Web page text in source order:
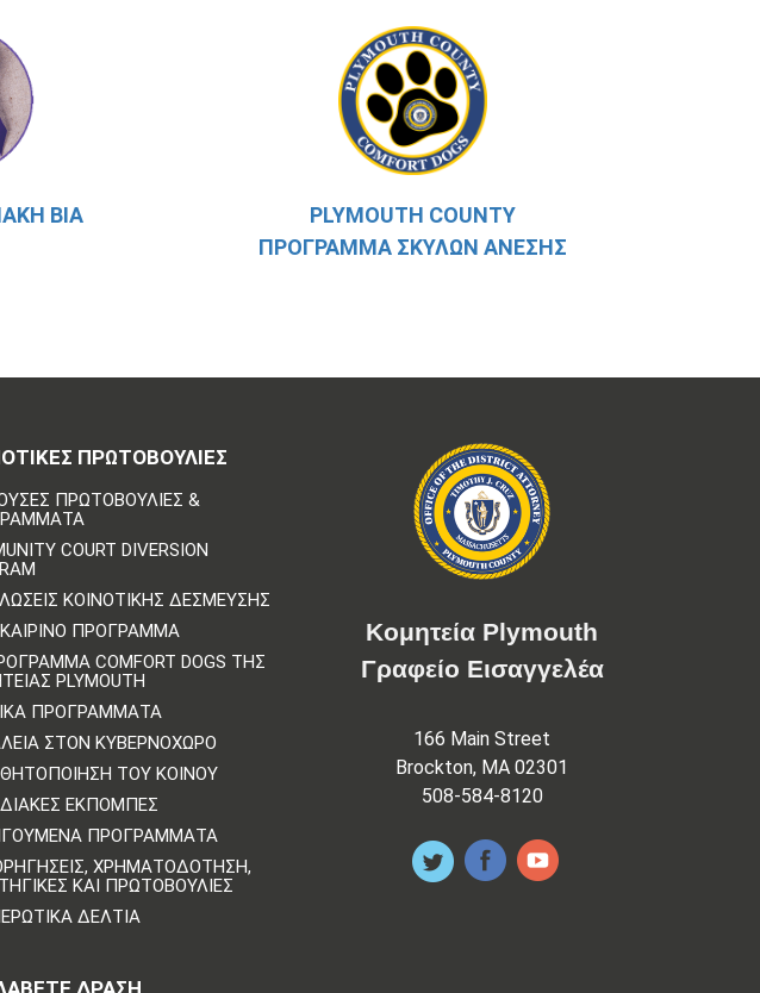
ΒΊΑ
PLYMOUTH COUNTY
ΠΡΌΓΡΑΜΜΑ ΣΚΎΛΩΝ ΆΝΕΣΗΣ
ΠΡΩΤΟΒΟΥΛΊΕΣ
ΠΡΩΤΟΒΟΥΛΊΕΣ &
COURT DIVERSION
ΚΟΙΝΟΤΙΚΉΣ ΔΈΣΜΕΥΣΗΣ
ΠΡΌΓΡΑΜΜΑ
COMFORT DOGS ΤΗΣ
PLYMOUTH
ΠΡΟΓΡΆΜΜΑΤΑ
ΣΤΟΝ ΚΥΒΕΡΝΟΧΏΡΟ
ΤΟΥ ΚΟΙΝΟΎ
ΕΚΠΟΜΠΈΣ
ΠΡΟΓΡΆΜΜΑΤΑ
ΧΡΗΜΑΤΟΔΌΤΗΣΗ,
ΚΑΙ ΠΡΩΤΟΒΟΥΛΊΕΣ
ΔΕΛΤΊΑ
Κομητεία Plymouth
Γραφείο Εισαγγελέα
166 Main Street
Brockton, MA 02301
508-584-8120